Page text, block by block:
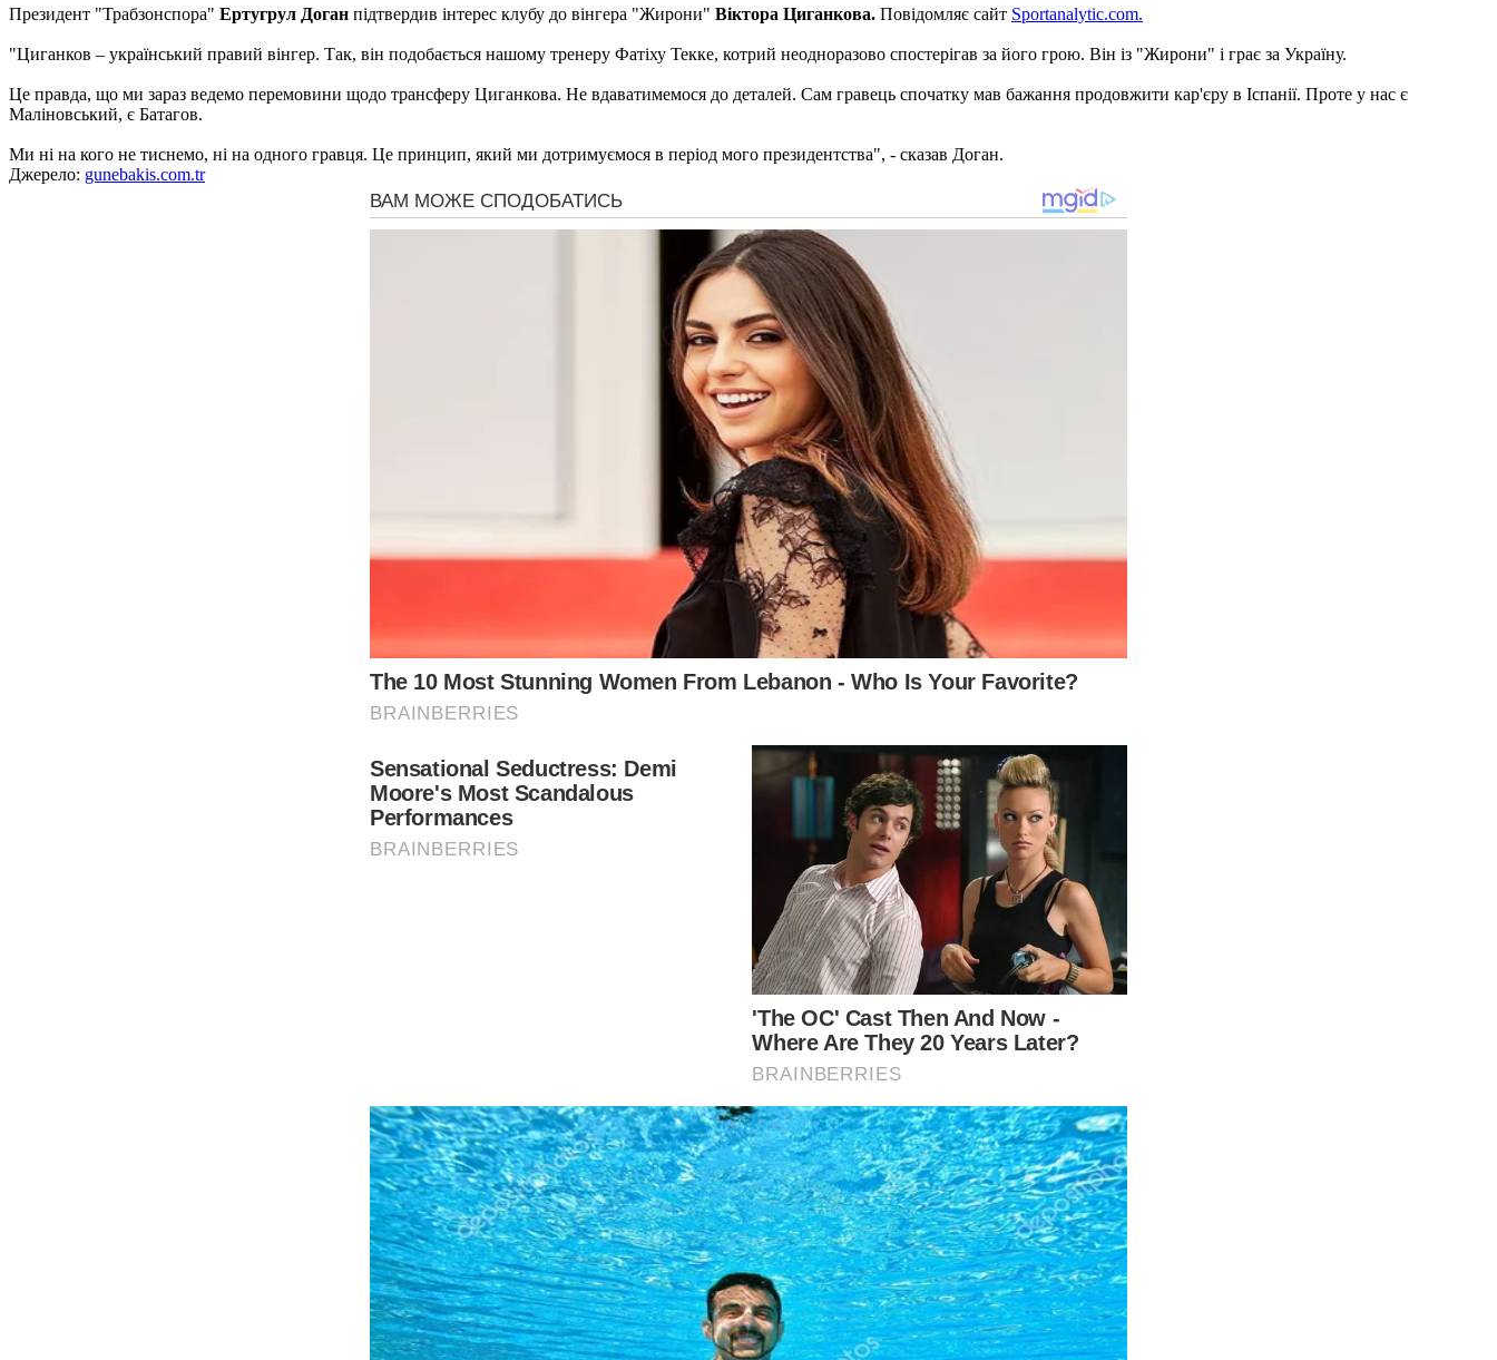
Президент "Трабзонспора" Ертугрул Доган підтвердив інтерес клубу до вінгера "Жирони" Віктора Циганкова. Повідомляє сайт Sportanalytic.com.
"Циганков – український правий вінгер. Так, він подобається нашому тренеру Фатіху Текке, котрий неодноразово спостерігав за його грою. Він із "Жирони" і грає за Україну.
Це правда, що ми зараз ведемо перемовини щодо трансферу Циганкова. Не вдаватимемося до деталей. Сам гравець спочатку мав бажання продовжити кар'єру в Іспанії. Проте у нас є
Маліновський, є Батагов.
Ми ні на кого не тиснемо, ні на одного гравця. Це принцип, який ми дотримуємося в період мого президентства", - сказав Доган.
Джерело: gunebakis.com.tr